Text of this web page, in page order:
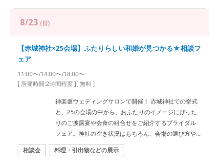
8/23 (日)
【赤城神社×25会場】ふたりらしい和婚が見つかる★相談フ
ェア
11:00〜/14:00〜/18:00〜
[ 所要時間:2時間程度][ 無料 ]
神楽坂ウェディングサロンで開催！ 赤城神社での挙式
と、25の会場の中から、おふたりのイメージにぴった
りのご披露宴や会食の組合せをご紹介するブライダル
フェア。神社の空き状況はもちろん、会場の選び方や
予算など、ご希望に合わせた“和”の結婚式をご提案いた
します。神社結婚式のプロに何でもご相談下さい！ ◆
相談会 料理・引出物などの展示